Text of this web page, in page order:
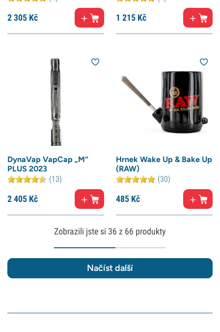
2 305 Kč 1 215 Kč
DynaVap VapCap „M“
PLUS 2023
(13)
2 405 Kč
Hrnek Wake Up & Bake Up
(RAW)
(30)
485 Kč
Zobrazili jste si 36 z 66 produkty
Načíst další